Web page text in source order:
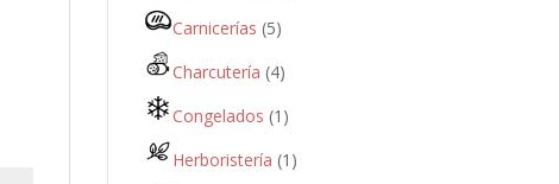
Carnicerías (5)
Charcutería (4)
Congelados (1)
Herboristería (1)